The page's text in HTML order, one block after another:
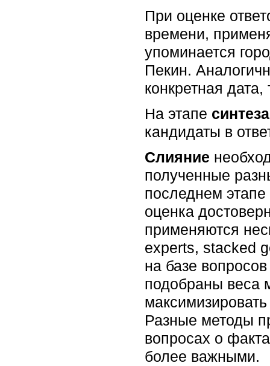
При оценке
времени,
упоминается
Пекин.
конкретная
На этапе синтеза
кандидаты в
Слияние
полученные
последнем этапе
оценка
применяются
experts, stacked
на базе
подобраны веса
Разные методы
вопросах о
более важными.